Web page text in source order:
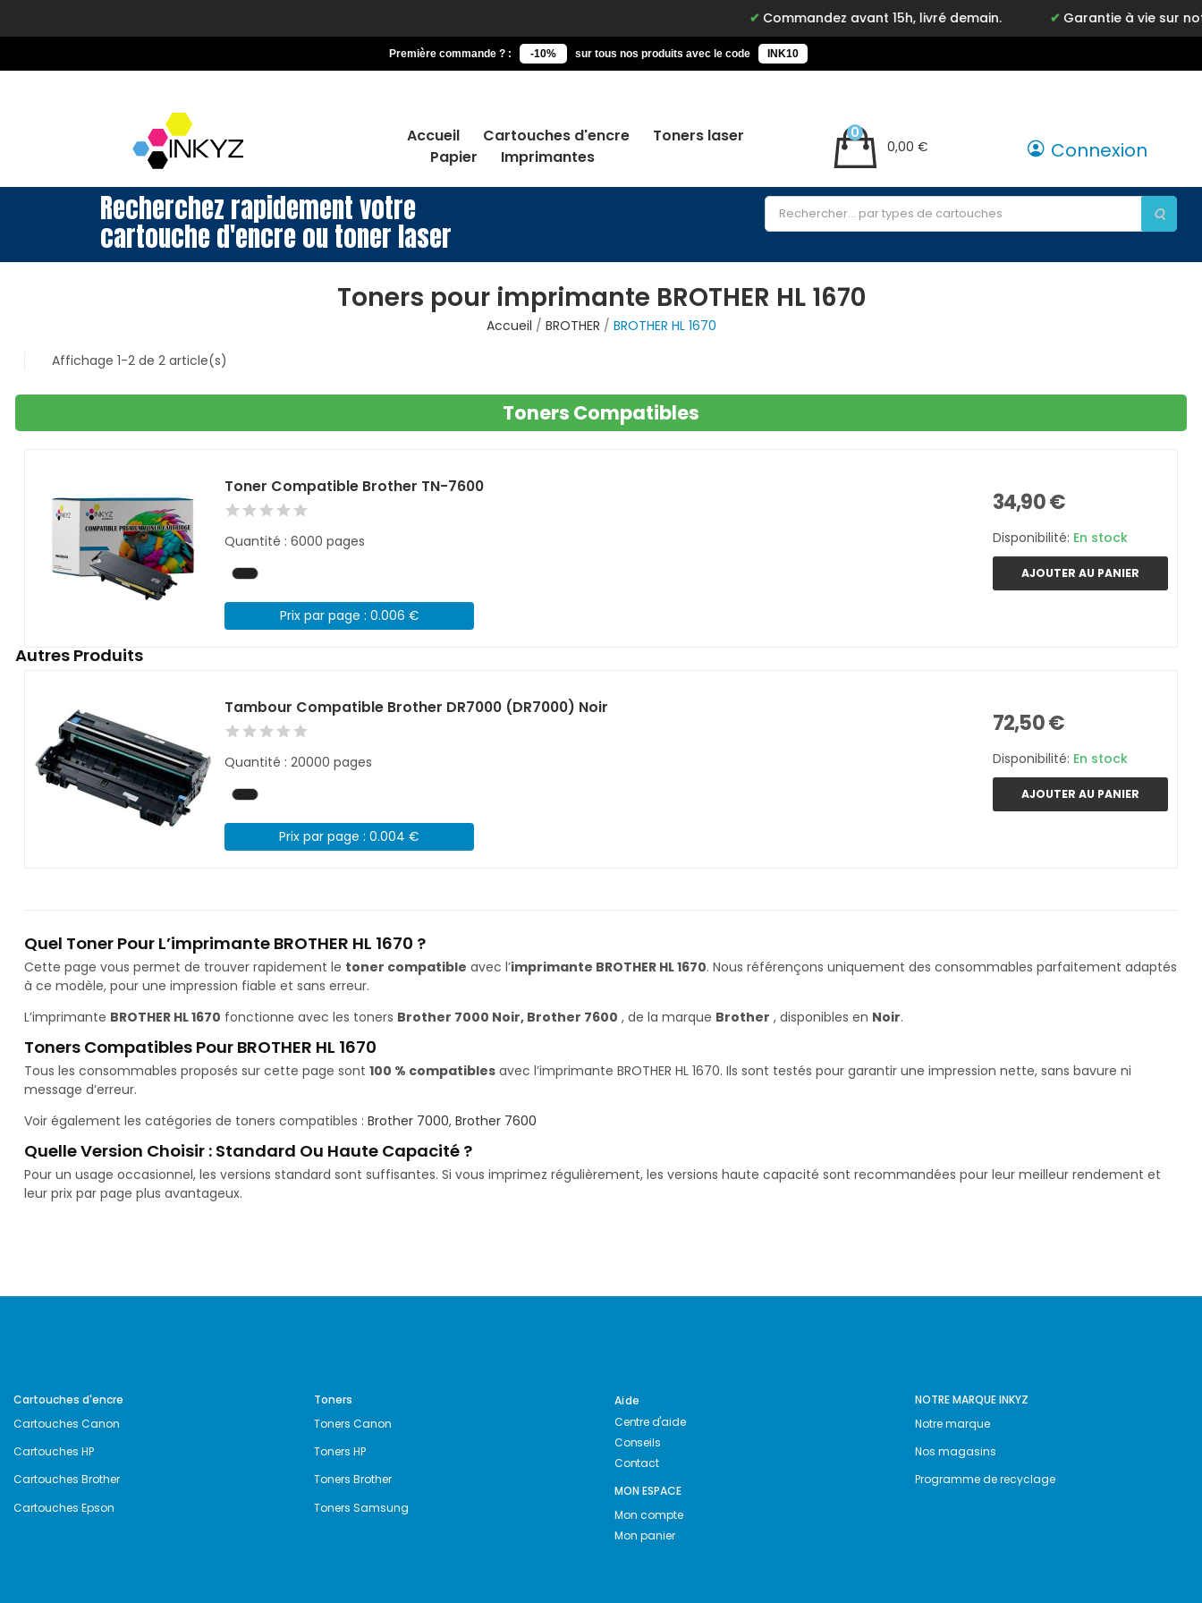
Commandez avant 15h, livré demain. Garantie à vie sur notre
Première commande ? : -10% sur tous nos produits avec le code INK10
Accueil Cartouches d'encre
Toners laser
Papier
Imprimantes
0,00 €
0
Connexion
Recherchez rapidement votre
cartouche d'encre ou toner laser
Toners pour imprimante BROTHER HL 1670
Accueil BROTHER
BROTHER HL 1670
Affichage 1-2 de 2 article(s)
Toners Compatibles
Toner Compatible Brother TN-7600
Quantité : 6000 pages
Prix par page : 0.006 €
34,90 €
Disponibilité: En stock
AJOUTER AU PANIER
Autres Produits
Tambour Compatible Brother DR7000 (DR7000) Noir
Quantité : 20000 pages
Prix par page : 0.004 €
72,50 €
Disponibilité: En stock
AJOUTER AU PANIER
Quel Toner Pour L’imprimante BROTHER HL 1670 ?
Cette page vous permet de trouver rapidement le toner compatible avec l’imprimante BROTHER HL 1670. Nous référençons uniquement des consommables parfaitement adaptés
à ce modèle, pour une impression fiable et sans erreur.
L’imprimante BROTHER HL 1670 fonctionne avec les toners Brother 7000 Noir, Brother 7600 , de la marque Brother , disponibles en Noir.
Toners Compatibles Pour BROTHER HL 1670
Tous les consommables proposés sur cette page sont 100 % compatibles avec l’imprimante BROTHER HL 1670. Ils sont testés pour garantir une impression nette, sans bavure ni
message d’erreur.
Voir également les catégories de toners compatibles : Brother 7000, Brother 7600
Quelle Version Choisir : Standard Ou Haute Capacité ?
Pour un usage occasionnel, les versions standard sont suffisantes. Si vous imprimez régulièrement, les versions haute capacité sont recommandées pour leur meilleur rendement et
leur prix par page plus avantageux.
Cartouches d'encre
Cartouches Canon
Cartouches HP
Cartouches Brother
Cartouches Epson
Toners
Toners Canon
Toners HP
Toners Brother
Toners Samsung
Aide
Centre d'aide
Conseils
Contact
MON ESPACE
Mon compte
Mon panier
NOTRE MARQUE INKYZ
Notre marque
Nos magasins
Programme de recyclage